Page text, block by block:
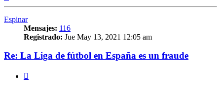
Espinar
Mensajes: 116
Registrado: Jue May 13, 2021 12:05 am
Re: La Liga de fútbol en España es un fraude